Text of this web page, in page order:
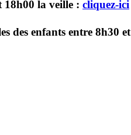
18h00 la veille : cliquez-ici
des enfants entre 8h30